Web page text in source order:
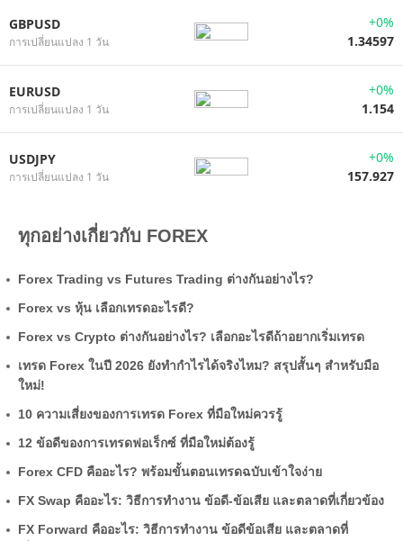
GBPUSD
การเปลี่ยนแปลง 1 วัน
+0%
1.34597
EURUSD
การเปลี่ยนแปลง 1 วัน
+0%
1.154
USDJPY
การเปลี่ยนแปลง 1 วัน
+0%
157.927
ทุกอย่างเกี่ยวกับ FOREX
Forex Trading vs Futures Trading ต่างกันอย่างไร?
Forex vs หุ้น เลือกเทรดอะไรดี?
Forex vs Crypto ต่างกันอย่างไร? เลือกอะไรดีถ้าอยากเริ่มเทรด
เทรด Forex ในปี 2026 ยังทำกำไรได้จริงไหม? สรุปสั้นๆ สำหรับมือ
ใหม่!
10 ความเสี่ยงของการเทรด Forex ที่มือใหม่ควรรู้
12 ข้อดีของการเทรดฟอเร็กซ์ ที่มือใหม่ต้องรู้
Forex CFD คืออะไร? พร้อมขั้นตอนเทรดฉบับเข้าใจง่าย
FX Swap คืออะไร: วิธีการทำงาน ข้อดี-ข้อเสีย และตลาดที่เกี่ยวข้อง
FX Forward คืออะไร: วิธีการทำงาน ข้อดีข้อเสีย และตลาดที่